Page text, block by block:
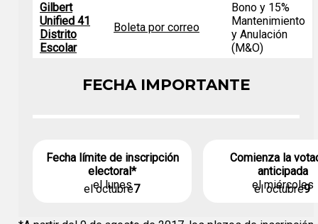
Gilbert
Unified 41
Distrito
Escolar
Boleta por correo
Bono y 15%
Mantenimiento
y Anulación
(M&O)
FECHA IMPORTANTE
Fecha límite de inscripción
electoral*
el lunes
el octubre7
Comienza la
anticipada
el miércoles
el octubre9